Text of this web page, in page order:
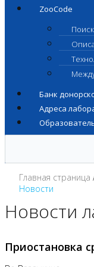
ZooCode
Банк
Адреса
Главная страница
Новости
Новости
Приостановка